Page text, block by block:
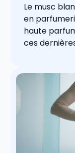
Le musc
en
haute
ces